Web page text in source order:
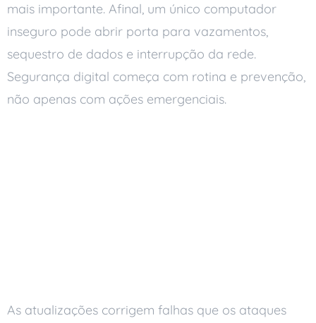
mais importante. Afinal, um único computador
inseguro pode abrir porta para vazamentos,
sequestro de dados e interrupção da rede.
Segurança digital começa com rotina e prevenção,
não apenas com ações emergenciais.
As atualizações corrigem falhas que os ataques